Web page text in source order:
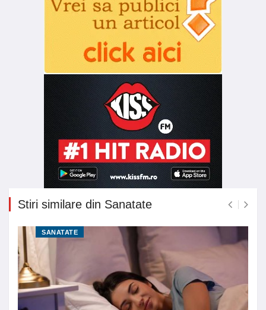
Stiri similare din Sanatate
SANATATE